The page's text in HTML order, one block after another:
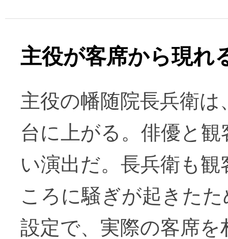
主役が客席から現れ
主役の幡随院長兵衛
台に上がる。俳優と
い演出だ。長兵衛も
ころに騒ぎが起きた
設定で、実際の客席